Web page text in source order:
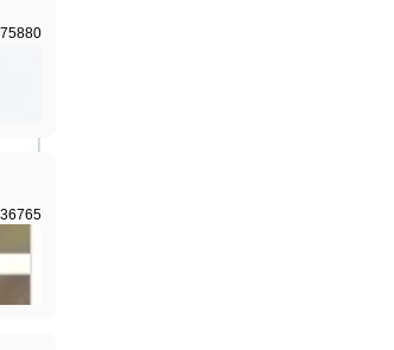
75880
36765